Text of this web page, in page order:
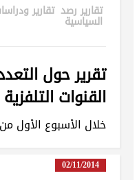
تقارير رصد ,تقارير
السياسية
تقرير حول
القنوات
خلال الأسبوع الأول
02/11/2014